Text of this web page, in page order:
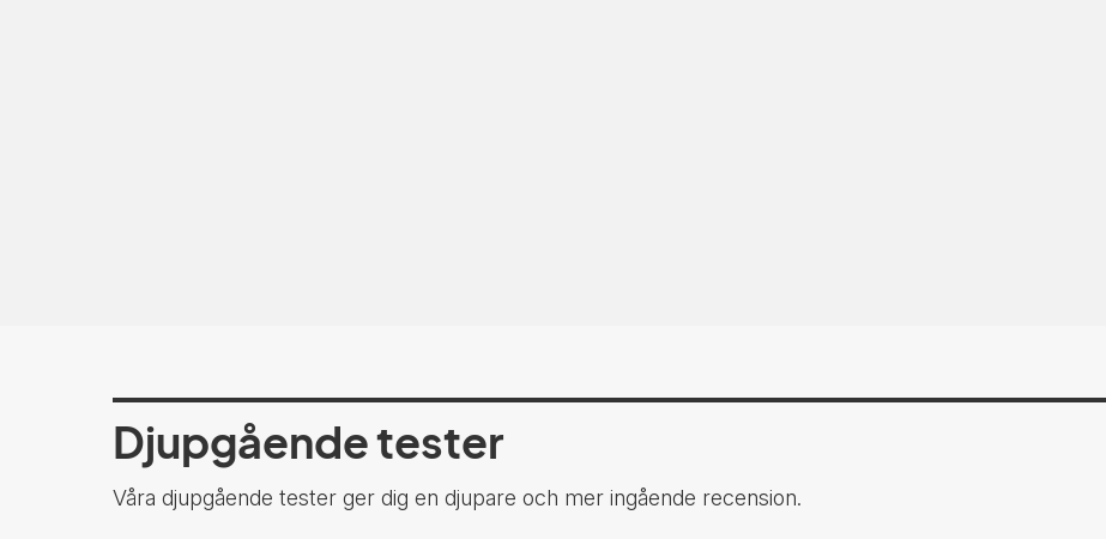
Djupgående tester
Våra djupgående tester ger dig en djupare och mer ingående recension.